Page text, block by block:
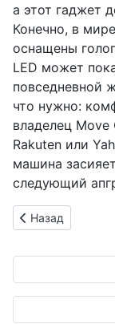
а этот гаджет
Конечно, в
оснащены
LED может
повседневной
что нужно:
владелец Move
Rakuten или
машина
следующий
Предыдущий:
Назад